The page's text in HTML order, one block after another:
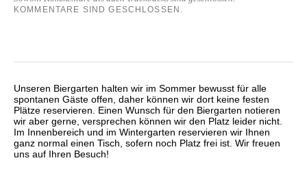
KOMMENTARE SIND GESCHLOSSEN.
Unseren Biergarten halten wir im Sommer bewusst für alle
spontanen Gäste offen, daher können wir dort keine festen
Plätze reservieren. Einen Wunsch für den Biergarten notieren
wir aber gerne, versprechen können wir den Platz leider nicht.
Im Innenbereich und im Wintergarten reservieren wir Ihnen
ganz normal einen Tisch, sofern noch Platz frei ist. Wir freuen
uns auf Ihren Besuch!